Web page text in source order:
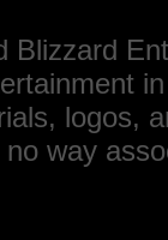
Blizzard
logos,
way